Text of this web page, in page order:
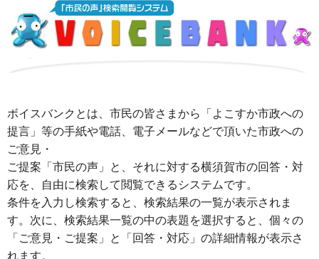
ボイスバンクとは、市民の皆さまから「よこすか市政への
提言」等の手紙や電話、電子メールなどで頂いた市政への
ご意見・
ご提案「市民の声」と、それに対する横須賀市の回答・対
応を、自由に検索して閲覧できるシステムです。
条件を入力し検索すると、検索結果の一覧が表示されま
す。次に、検索結果一覧の中の表題を選択すると、個々の
「ご意見・ご提案」と「回答・対応」の詳細情報が表示さ
れます。